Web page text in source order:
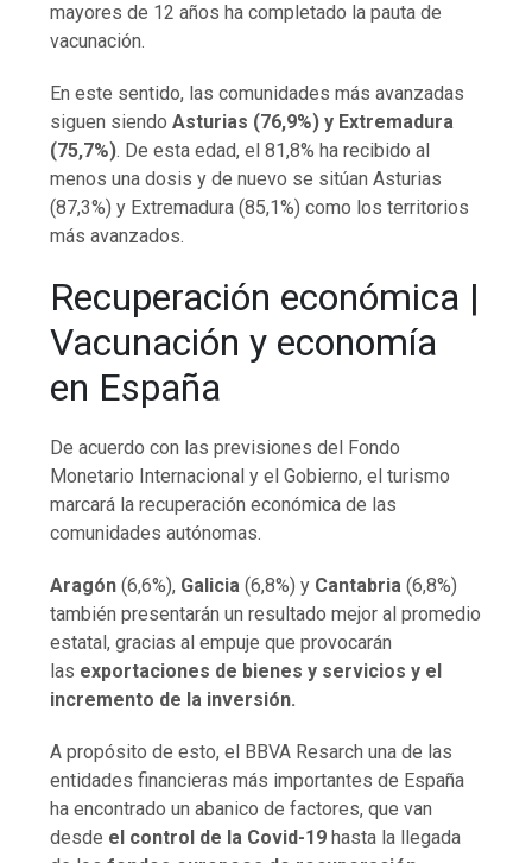
mayores de 12 años ha completado la pauta de
vacunación.
En este sentido, las comunidades más avanzadas
siguen siendoAsturias (76,9%) y Extremadura
(75,7%). De esta edad, el 81,8% ha recibido al
menos una dosis y de nuevo se sitúan Asturias
(87,3%) y Extremadura (85,1%) como los territorios
más avanzados.
Recuperación económica |
Vacunación y economía
en España
De acuerdo con las previsiones del Fondo
Monetario Internacional y el Gobierno, el turismo
marcará la recuperación económica de las
comunidades autónomas.
Aragón (6,6%), Galicia(6,8%) y Cantabria(6,8%)
también presentarán un resultado mejor al promedio
estatal, gracias al empuje que provocarán
las exportaciones de bienes y servicios y el
incremento de la inversión.
A propósito de esto, el BBVA Resarch una de las
entidades financieras más importantes de España
ha encontrado un abanico de factores, que van
desde el control de la Covid-19 hasta la llegada